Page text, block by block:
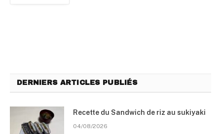
DERNIERS ARTICLES PUBLIÉS
Recette du Sandwich de riz au sukiyaki
04/08/2026